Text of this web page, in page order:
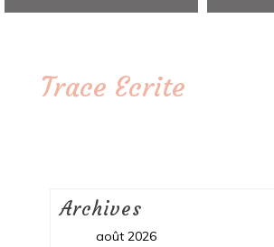
Trace Ecrite
Archives
août 2026